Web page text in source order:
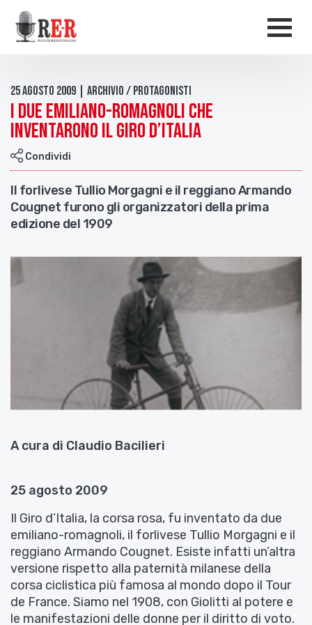
Salta al contenuto principale
25 Agosto 2009 | Archivio / Protagonisti
I due emiliano-romagnoli che
inventarono il Giro d’Italia
Condividi
Il forlivese Tullio Morgagni e il reggiano Armando
Cougnet furono gli organizzatori della prima
edizione del 1909
A cura di Claudio Bacilieri
25 agosto 2009
Il Giro d’Italia, la corsa rosa, fu inventato da due
emiliano-romagnoli, il forlivese Tullio Morgagni e il
reggiano Armando Cougnet. Esiste infatti un’altra
versione rispetto alla paternità milanese della
corsa ciclistica più famosa al mondo dopo il Tour
de France. Siamo nel 1908, con Giolitti al potere e
le manifestazioni delle donne per il diritto di voto.